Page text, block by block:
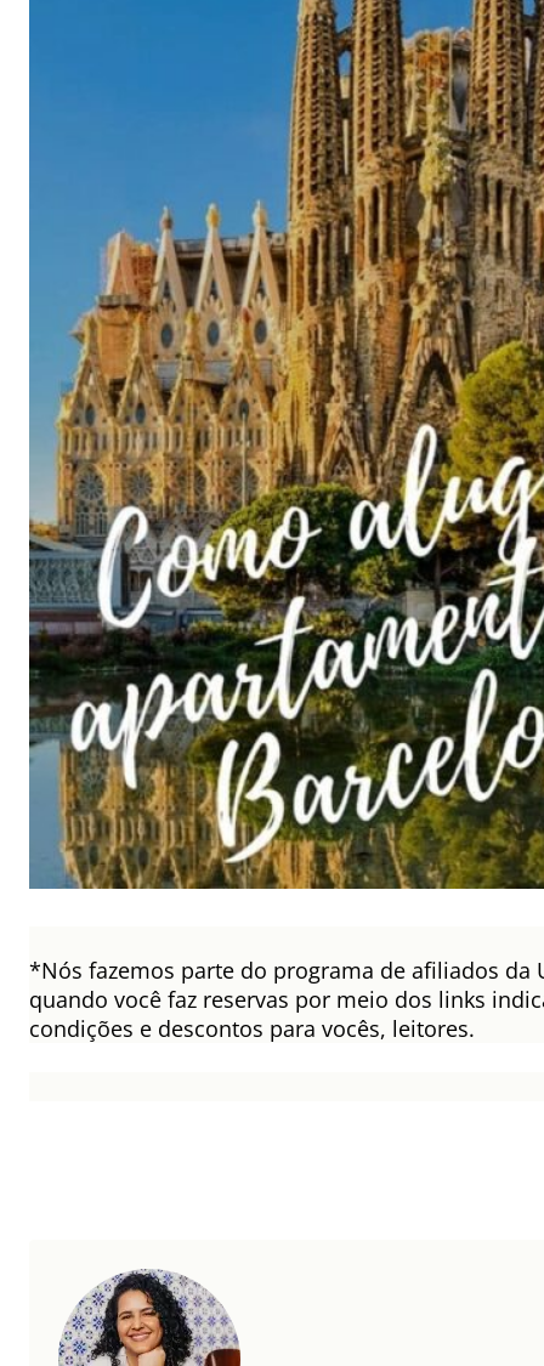
*Nós fazemos parte do programa de afiliados
quando você faz reservas por meio dos links
condições e descontos para vocês, leitores.